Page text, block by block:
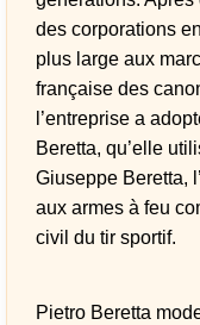
des corporations
plus large aux
française des
l’entreprise a
Beretta, qu’elle
Giuseppe Beretta,
aux armes à feu
civil du tir sportif.
Pietro Beretta